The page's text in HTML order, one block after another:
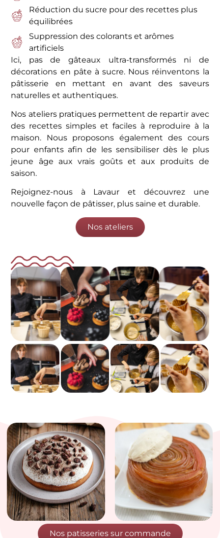
Réduction du sucre pour des recettes plus
équilibrées
Suppression des colorants et arômes
artificiels
Ici, pas de gâteaux ultra-transformés ni de
décorations en pâte à sucre. Nous réinventons la
pâtisserie en mettant en avant des saveurs
naturelles et authentiques.
Nos ateliers pratiques permettent de repartir avec
des recettes simples et faciles à reproduire à la
maison. Nous proposons également des cours
pour enfants afin de les sensibiliser dès le plus
jeune âge aux vrais goûts et aux produits de
saison.
Rejoignez-nous à Lavaur et découvrez une
nouvelle façon de pâtisser, plus saine et durable.
Nos ateliers
Nos patisseries sur commande